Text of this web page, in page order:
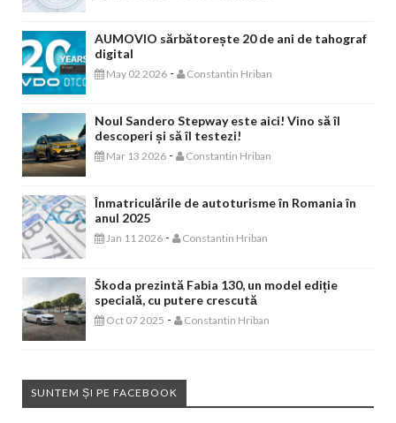
AUMOVIO sărbătorește 20 de ani de tahograf
digital
May 02 2026 - Constantin Hriban
Noul Sandero Stepway este aici! Vino să îl
descoperi și să îl testezi!
Mar 13 2026 - Constantin Hriban
Înmatriculările de autoturisme în Romania în
anul 2025
Jan 11 2026 - Constantin Hriban
Škoda prezintă Fabia 130, un model ediție
specială, cu putere crescută
Oct 07 2025 - Constantin Hriban
SUNTEM ȘI PE FACEBOOK